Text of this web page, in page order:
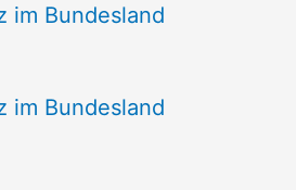
im Bundesland
im Bundesland